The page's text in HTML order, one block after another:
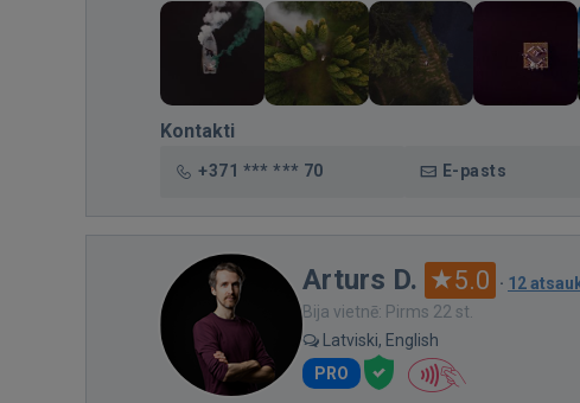
Kontakti
+371 *** *** 70 E-pasts
Arturs D. 5.0 · 12
Bija vietnē: Pirms 22 st.
Latviski, English
PRO